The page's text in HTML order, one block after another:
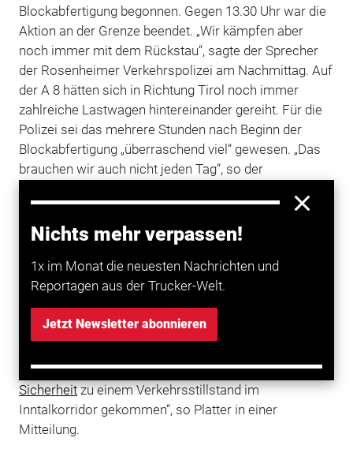
Nichts mehr verpassen!
1x im Monat die neuesten Nachrichten und
Reportagen aus der Trucker-Welt.
Jetzt Newsletter abonnieren
Blockabfertigung begonnen. Gegen 13.30 Uhr war die
Aktion an der Grenze beendet. „Wir kämpfen aber
noch immer mit dem Rückstau“, sagte der Sprecher
der Rosenheimer Verkehrspolizei am Nachmittag. Auf
der A 8 hätten sich in Richtung Tirol noch immer
zahlreiche Lastwagen hintereinander gereiht. Für die
Polizei sei das mehrere Stunden nach Beginn der
Blockabfertigung „überraschend viel“ gewesen. „Das
brauchen wir auch nicht jeden Tag“, so der
Erfolg: „Dadurch konnte in Tirol ein totaler
Verkehrskollaps bis in die Nachmittagsstunden hinein
vermieden werden“, ließ Landeshauptmann Günther
Platter mitteilen. Die Dosierung des Lkw-Verkehrs
wir den Lkw-Zulauf nicht dosiert, wäre es heute mit
Sicherheitzu einem Verkehrsstillstand im
Inntalkorridor gekommen“, so Platter in einer
Mitteilung.